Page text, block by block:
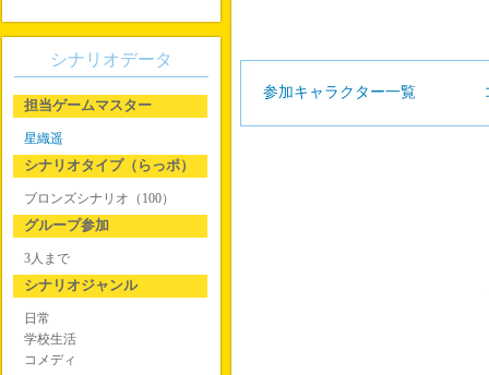
参加キャラクター一覧
シナリオデータ
担当ゲームマスター
星織遥
シナリオタイプ（らっポ）
ブロンズシナリオ（100）
グループ参加
3人まで
シナリオジャンル
日常
学校生活
コメディ